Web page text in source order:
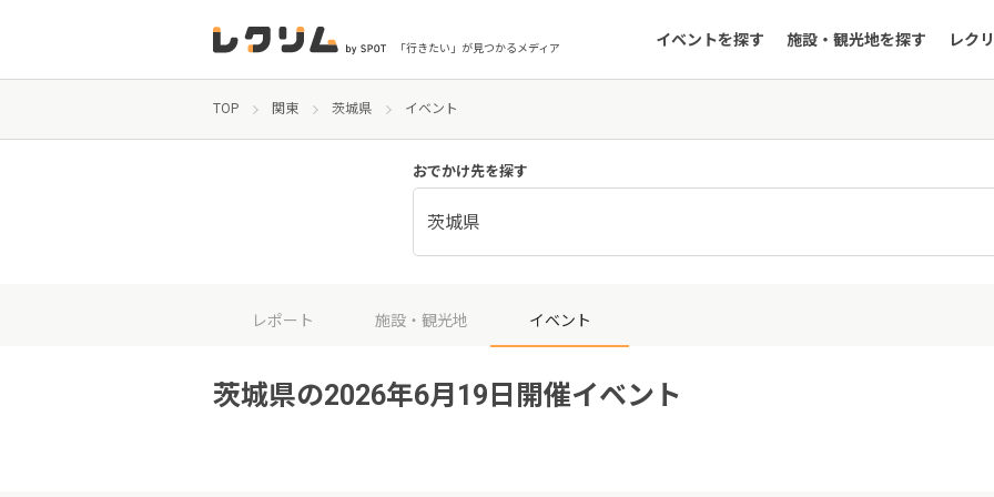
「行きたい」が見つかるメディア イベントを探す 施設・観光地を探す レク
TOP 関東 茨城県 イベント
おでかけ先を探す
茨城県
レポート 施設・観光地 イベント
茨城県の2026年6月19日開催イベント